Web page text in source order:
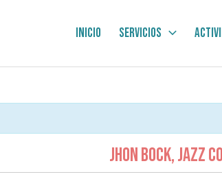
Inicio Servicios
JHON BOCK, JAZZ